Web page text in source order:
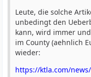
Leute, die solche
unbedingt den
kann, wird immer
im County (aehnlich
wieder:
https://ktla.com/